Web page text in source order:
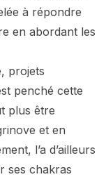
à répondre
en abordant les
projets
penché cette
plus être
et en
l’a d’ailleurs
ses chakras